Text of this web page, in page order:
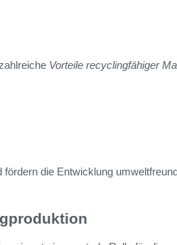
Vorteile recyclingfähiger
fördern die Entwicklung